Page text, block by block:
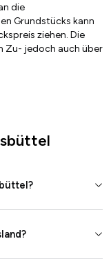
die
Grundstücks kann
ziehen. Die
Zu- jedoch auch über